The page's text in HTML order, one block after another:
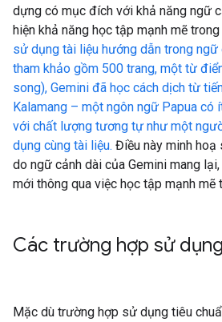
dựng có mục đích với khả năng ngữ
hiện khả năng học tập mạnh mẽ
sử dụng tài liệu hướng dẫn trong ngữ
tham khảo gồm 500 trang, một từ
song), Gemini đã học cách dịch từ
Kalamang – một ngôn ngữ Papua có
với chất lượng tương tự như một
dụng cùng tài liệu. Điều này minh
do ngữ cảnh dài của Gemini mang
mới thông qua việc học tập mạnh mẽ
Các trường hợp sử
Mặc dù trường hợp sử dụng tiêu